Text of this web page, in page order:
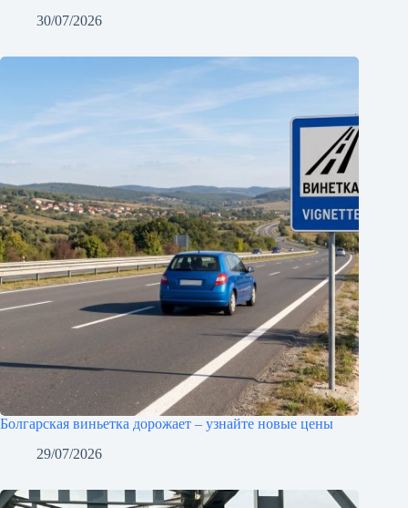
30/07/2026
Болгарская виньетка дорожает – узнайте новые цены
29/07/2026